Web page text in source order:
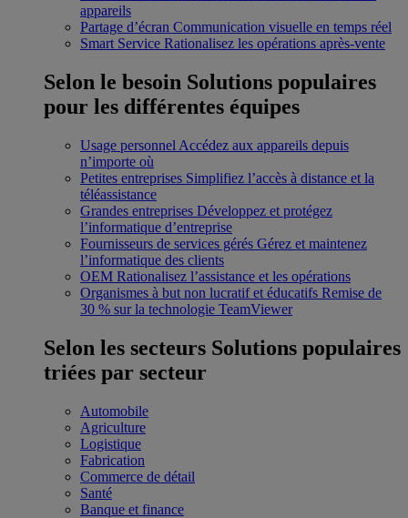
appareils
Partage d’écran Communication visuelle en temps réel
Smart Service Rationalisez les opérations après-vente
Selon le besoin Solutions populaires
pour les différentes équipes
Usage personnel Accédez aux appareils depuis
n’importe où
Petites entreprises Simplifiez l’accès à distance et la
téléassistance
Grandes entreprises Développez et protégez
l’informatique d’entreprise
Fournisseurs de services gérés Gérez et maintenez
l’informatique des clients
OEM Rationalisez l’assistance et les opérations
Organismes à but non lucratif et éducatifs Remise de
30 % sur la technologie TeamViewer
Selon les secteurs Solutions populaires
triées par secteur
Automobile
Agriculture
Logistique
Fabrication
Commerce de détail
Santé
Banque et finance